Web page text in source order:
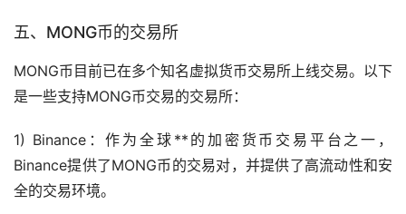
五、MONG币的交易所
MONG币目前已在多个知名虚拟货币交易所上线交易。以下
是一些支持MONG币交易的交易所：
1) Binance：作为全球**的加密货币交易平台之一，
Binance提供了MONG币的交易对，并提供了高流动性和安
全的交易环境。